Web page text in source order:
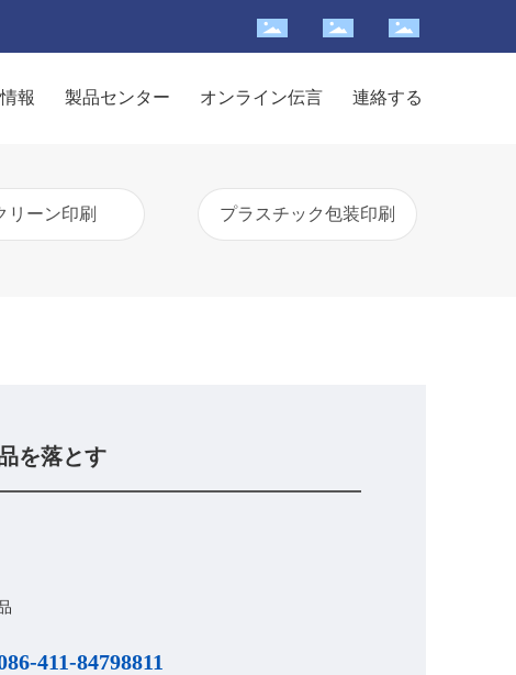
報 製品センター オンライン伝言 連絡する
リーン印刷 プラスチック包装印刷
を落とす
411-84798811